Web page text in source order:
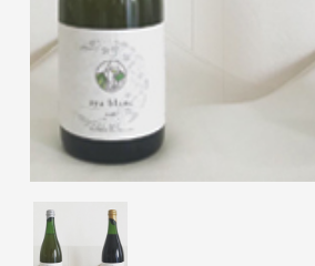
RECRUIT
CONTACT